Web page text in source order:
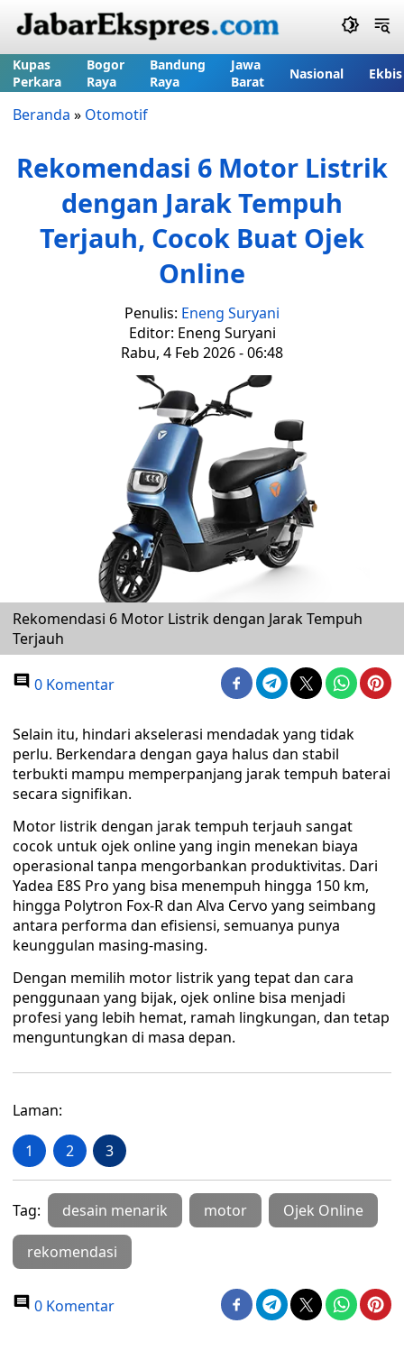
Kupas
Perkara
Bogor
Raya
Bandung
Raya
Jawa
Barat
Nasional Ekbis
Beranda » Otomotif
Rekomendasi 6 Motor Listrik
dengan Jarak Tempuh
Terjauh, Cocok Buat Ojek
Online
Penulis: Eneng Suryani
Editor: Eneng Suryani
Rabu, 4 Feb 2026 - 06:48
Rekomendasi 6 Motor Listrik dengan Jarak Tempuh
Terjauh
0 Komentar
Selain itu, hindari akselerasi mendadak yang tidak
perlu. Berkendara dengan gaya halus dan stabil
terbukti mampu memperpanjang jarak tempuh baterai
secara signifikan.
Motor listrik dengan jarak tempuh terjauh sangat
cocok untuk ojek online yang ingin menekan biaya
operasional tanpa mengorbankan produktivitas. Dari
Yadea E8S Pro yang bisa menempuh hingga 150 km,
hingga Polytron Fox-R dan Alva Cervo yang seimbang
antara performa dan efisiensi, semuanya punya
keunggulan masing-masing.
Dengan memilih motor listrik yang tepat dan cara
penggunaan yang bijak, ojek online bisa menjadi
profesi yang lebih hemat, ramah lingkungan, dan tetap
menguntungkan di masa depan.
Laman:
1 2 3
Tag: desain menarik motor Ojek Online
rekomendasi
0 Komentar